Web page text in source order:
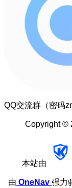
QQ交流群（密码
Copyright ©
本站由
由 OneNav 强力